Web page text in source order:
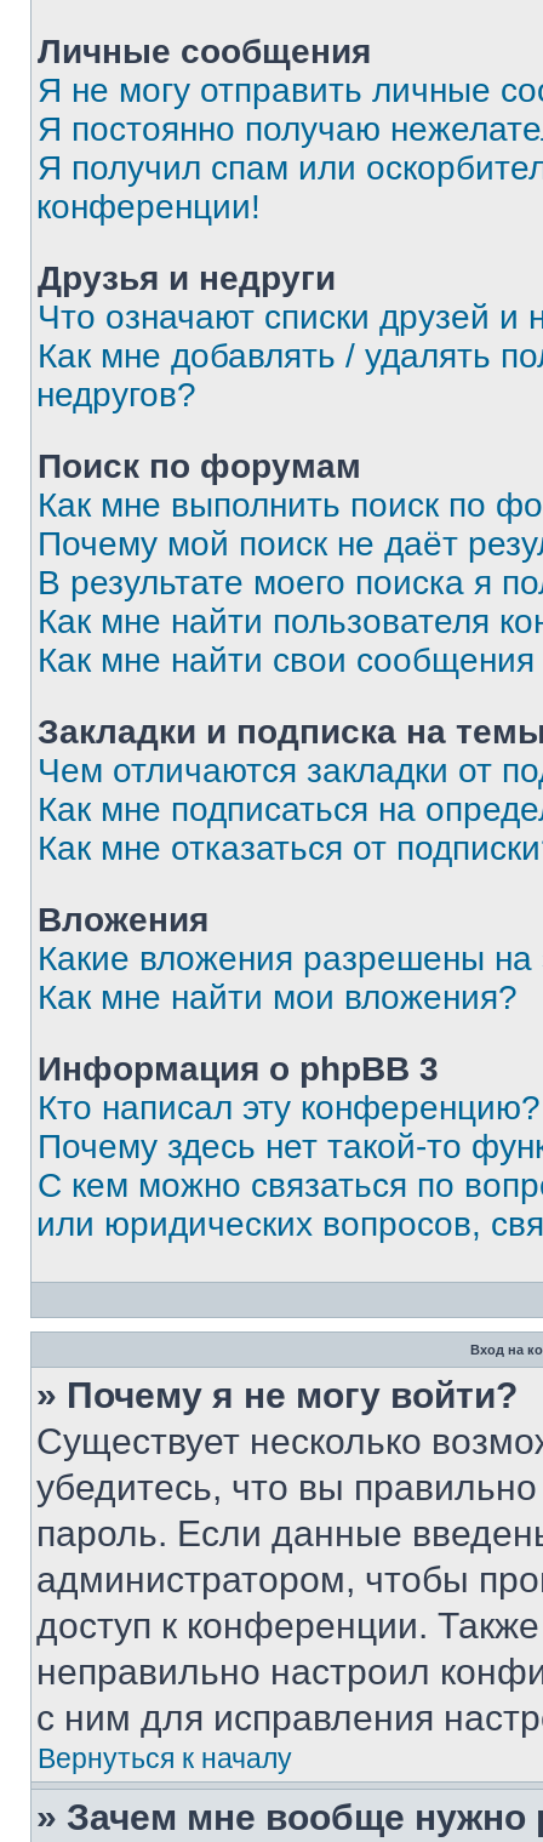
Личные сообщения
Я не могу отправить личные
Я постоянно получаю
Я получил спам или
конференции!
Друзья и недруги
Что означают списки друзей и
Как мне добавлять / удалять
недругов?
Поиск по форумам
Как мне выполнить поиск по
Почему мой поиск не даёт
В результате моего поиска я
Как мне найти пользователя
Как мне найти свои
Закладки и подписка на
Чем отличаются закладки от
Как мне подписаться на
Как мне отказаться от
Вложения
Какие вложения разрешены
Как мне найти мои вложения?
Информация о phpBB 3
Кто написал эту конференцию?
Почему здесь нет такой-то
С кем можно связаться по
или юридических вопросов,
Вход на
» Почему я не могу войти?
Существует несколько
убедитесь, что вы
пароль. Если данные
администратором, чтобы
доступ к конференции.
неправильно настроил
с ним для исправления
Вернуться к началу
» Зачем мне вообще нужно